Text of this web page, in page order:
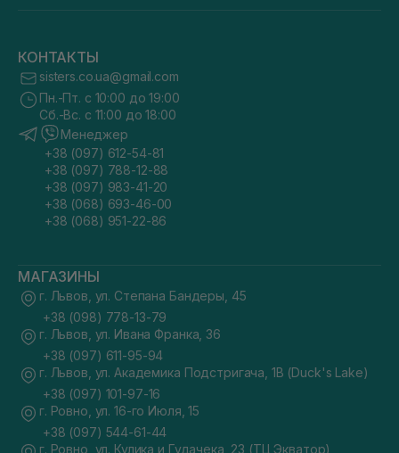
КОНТАКТЫ
sisters.co.ua@gmail.com
Пн.-Пт. с 10:00 до 19:00
Сб.-Вс. с 11:00 до 18:00
Менеджер
+38 (097) 612-54-81
+38 (097) 788-12-88
+38 (097) 983-41-20
+38 (068) 693-46-00
+38 (068) 951-22-86
МАГАЗИНЫ
г. Львов, ул. Степана Бандеры, 45
+38 (098) 778-13-79
г. Львов, ул. Ивана Франка, 36
+38 (097) 611-95-94
г. Львов, ул. Академика Подстригача, 1В (Duck's Lake)
+38 (097) 101-97-16
г. Ровно, ул. 16-го Июля, 15
+38 (097) 544-61-44
г. Ровно, ул. Кулика и Гудачека, 23 (ТЦ Экватор)